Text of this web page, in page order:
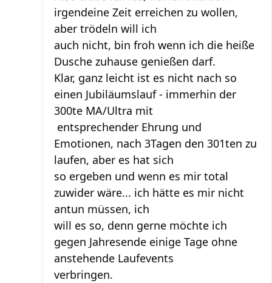
irgendeine Zeit erreichen zu wollen,
aber trödeln will ich
auch nicht, bin froh wenn ich die heiße
Dusche zuhause genießen darf.
Klar, ganz leicht ist es nicht nach so
einen Jubiläumslauf - immerhin der
300te MA/Ultra mit
entsprechender Ehrung und
Emotionen, nach 3Tagen den 301ten zu
laufen, aber es hat sich
so ergeben und wenn es mir total
zuwider wäre... ich hätte es mir nicht
antun müssen, ich
will es so, denn gerne möchte ich
gegen Jahresende einige Tage ohne
anstehende Laufevents
verbringen.